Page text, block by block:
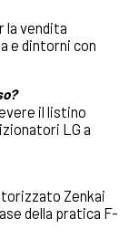
la vendita
e dintorni con
il listino
LG a
Zenkai
della pratica F-